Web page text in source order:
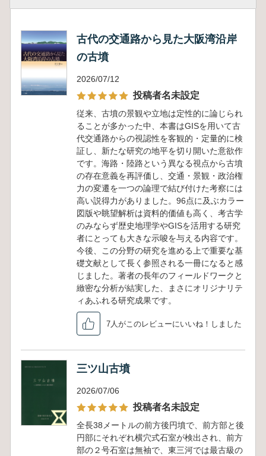
古代の交通路から見た大阪湾沿岸
の古墳
2026/07/12
投稿者名未設定
従来、古墳の景観や立地は定性的に論じられ
ることが多かった中、本書はGISを用いて古
代交通路からの視認性を客観的・定量的に検
証し、新たな研究の地平を切り開いた意欲作
です。海路・陸路という異なる視点から古墳
の存在意義を再評価し、交通・景観・政治権
力の変遷を一つの論理で結び付けた考察には
高い説得力がありました。96点に及ぶカラー
図版や眺望解析は資料的価値も高く、考古学
のみならず歴史地理学やGISを活用する研究
者にとっても大きな示唆を与える内容です。
今後、この分野の研究を進める上で重要な基
礎文献として長く参照される一冊になると感
じました。著者の長年のフィールドワークと
緻密な分析が結実した、まさにオリジナリテ
ィあふれる研究成果です。
7人がこのレビューにいいね！しました
三ツ山古墳
2026/07/06
投稿者名未設定
全長38メートルの前方後円墳で、前方部と後
円部にそれぞれ横穴式石室が検出され、前方
部の２号石室は無袖で、東三河では最古級の